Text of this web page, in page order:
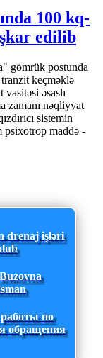
100 kq-
edilib
gömrük postunda
keçməklə
əsaslı
zamanı nəqliyyat
sistemin
psixotrop maddə -
drenaj işləri
по
обращения